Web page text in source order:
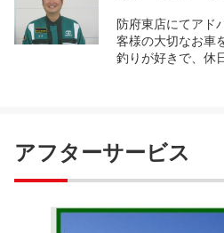
防府東店にてアド
客様の大切なお車
釣りが好きで、休
アフターサービス